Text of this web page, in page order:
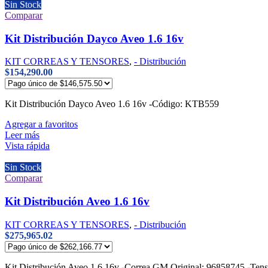
Sin Stock
Comparar
Kit Distribución Dayco Aveo 1.6 16v
KIT CORREAS Y TENSORES, - Distribución
$154,290.00
Kit Distribución Dayco Aveo 1.6 16v -Código: KTB559
Agregar a favoritos
Leer más
Vista rápida
Sin Stock
Comparar
Kit Distribución Aveo 1.6 16v
KIT CORREAS Y TENSORES, - Distribución
$275,965.02